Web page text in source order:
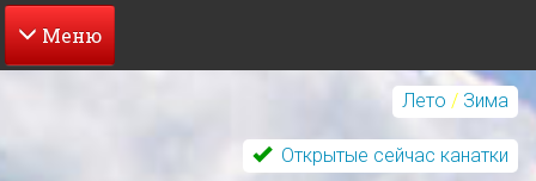
Перейти
содержанию
Лето / Зима
Открытые сейчас канатки